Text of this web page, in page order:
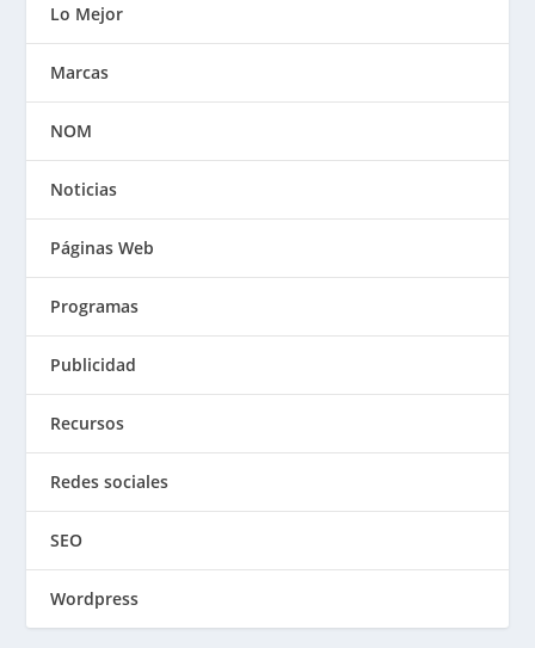
Lo Mejor
Marcas
NOM
Noticias
Páginas Web
Programas
Publicidad
Recursos
Redes sociales
SEO
Wordpress